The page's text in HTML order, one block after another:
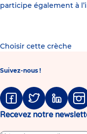
participe également à
Choisir cette crèche
Suivez-nous !
FacebookTwitter Linkedin
Recevez notre